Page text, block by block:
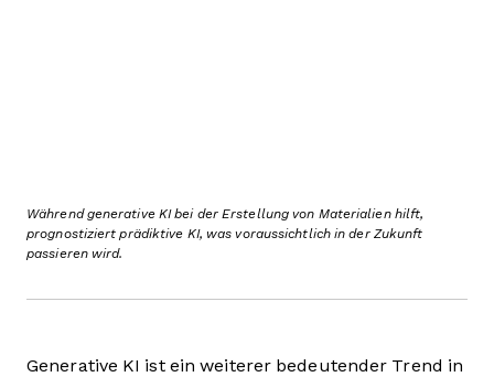
Während generative KI bei der Erstellung von Materialien hilft,
prognostiziert prädiktive KI, was voraussichtlich in der Zukunft
passieren wird.
Generative KI ist ein weiterer bedeutender Trend in